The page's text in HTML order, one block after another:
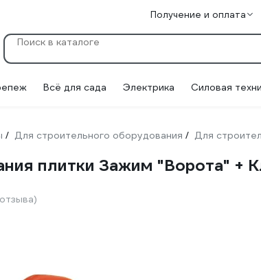
Получение и оплата
Всё для сада Электрика Силовая
/ Для строительного оборудования / Для
плитки Зажим "Ворота" +